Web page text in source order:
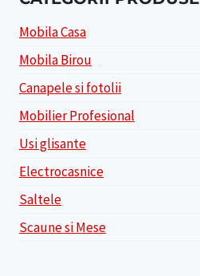
Mobila Casa
Mobila Birou
Canapele si fotolii
Mobilier Profesional
Usi glisante
Electrocasnice
Saltele
Scaune si Mese